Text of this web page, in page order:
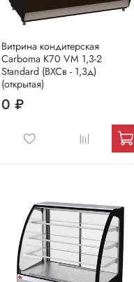
Витрина кондитерская
Carboma K70 VM 1,3-2
Standard (ВХСв - 1,3д)
(открытая)
0 ₽